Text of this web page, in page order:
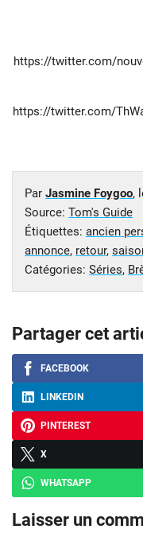
https://twitter.com/
https://twitter.com/
Par Jasmine Foygoo,
Source: Tom's Guide
Étiquettes: ancien
annonce, retour,
Catégories: Séries,
Partager cet
FACEBOOK
LINKEDIN
PINTEREST
X
WHATSAPP
Laisser un